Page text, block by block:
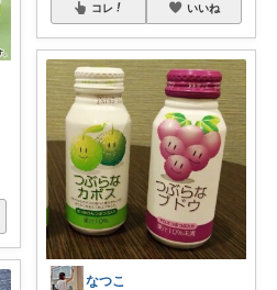
コレ いいね
なつこ